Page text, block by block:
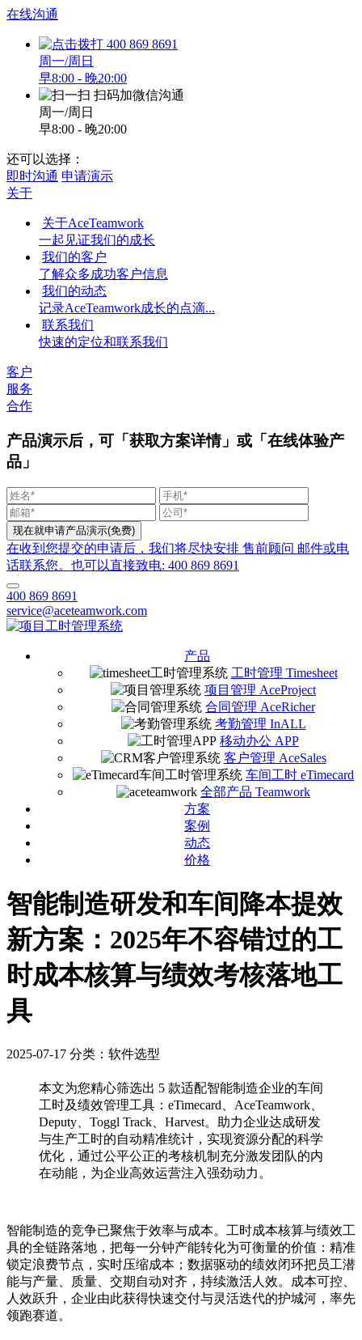
在线沟通
400 869 8691
周一/周日
早8:00 - 晚20:00
扫码加微信沟通
周一/周日
早8:00 - 晚20:00
还可以选择：
即时沟通 申请演示
关于
关于AceTeamwork
一起见证我们的成长
我们的客户
了解众多成功客户信息
我们的动态
记录AceTeamwork成长的点滴...
联系我们
快速的定位和联系我们
客户
服务
合作
产品演示后，可「获取方案详情」或「在线体验产
品」
在收到您提交的申请后，我们将尽快安排 售前顾问 邮件或电
话联系您。也可以直接致电: 400 869 8691
400 869 8691
service@aceteamwork.com
产品
工时管理 Timesheet
项目管理 AceProject
合同管理 AceRicher
考勤管理 InALL
移动办公 APP
客户管理 AceSales
车间工时 eTimecard
全部产品 Teamwork
方案
案例
动态
价格
智能制造研发和车间降本提效
新方案：2025年不容错过的工
时成本核算与绩效考核落地工
具
2025-07-17 分类：软件选型
本文为您精心筛选出 5 款适配智能制造企业的车间
工时及绩效管理工具：eTimecard、AceTeamwork、
Deputy、Toggl Track、Harvest。助力企业达成研发
与生产工时的自动精准统计，实现资源分配的科学
优化，通过公平公正的考核机制充分激发团队的内
在动能，为企业高效运营注入强劲动力。
智能制造的竞争已聚焦于效率与成本。工时成本核算与绩效工
具的全链路落地，把每一分钟产能转化为可衡量的价值：精准
锁定浪费节点，实时压缩成本；数据驱动的绩效闭环把员工潜
能与产量、质量、交期自动对齐，持续激活人效。成本可控、
人效跃升，企业由此获得快速交付与灵活迭代的护城河，率先
领跑赛道。